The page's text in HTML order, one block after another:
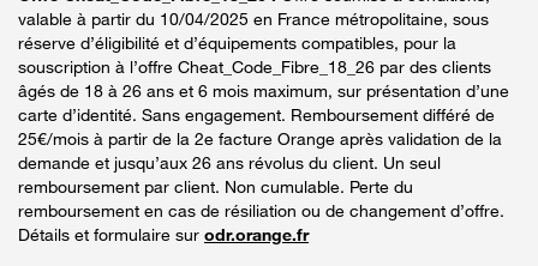
valable à partir du 10/04/2025 en France métropolitaine, sous
réserve d’éligibilité et d’équipements compatibles, pour la
souscription à l’offre Cheat_Code_Fibre_18_26 par des clients
âgés de 18 à 26 ans et 6 mois maximum, sur présentation d’une
carte d’identité. Sans engagement. Remboursement différé de
25€/mois à partir de la 2e facture Orange après validation de la
demande et jusqu’aux 26 ans révolus du client. Un seul
remboursement par client. Non cumulable. Perte du
remboursement en cas de résiliation ou de changement d’offre.
Détails et formulaire sur odr.orange.fr